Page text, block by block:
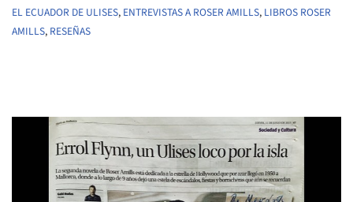
EL ECUADOR DE ULISES, ENTREVISTAS A ROSER AMILLS, LIBROS ROSER
AMILLS, RESEÑAS